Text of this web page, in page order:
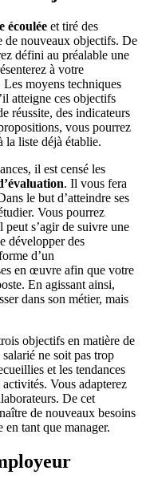
écoulée et tiré des
de nouveaux objectifs. De
défini au préalable une
à votre
moyens techniques
atteigne ces objectifs
réussite, des indicateurs
vous pourrez
la liste déjà établie.
il est censé les
. Il vous fera
le but d’atteindre ses
Vous pourrez
s’agir de suivre une
développer des
d’un
en œuvre afin que votre
En agissant ainsi,
dans son métier, mais
objectifs en matière de
ne soit pas trop
et les tendances
Vous adapterez
De cet
de nouveaux besoins
tant que manager.